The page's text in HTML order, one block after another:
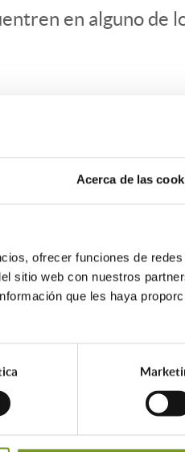
Acerca de las
ofrecer funciones de
sitio web con nuestros
que les haya
en alguno de
o tener
cuyo enlace
12 meses de
y caninas,
personal,